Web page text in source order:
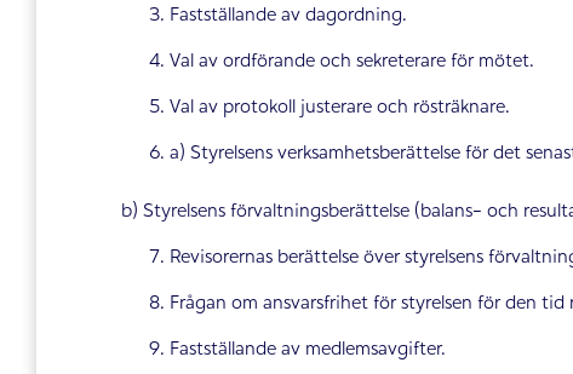
Fastställande av dagordning.
Val av ordförande och sekreterare för mötet.
Val av protokoll justerare och rösträknare.
a) Styrelsens verksamhetsberättelse för det
b) Styrelsens förvaltningsberättelse (balans- och
Revisorernas berättelse över styrelsens
Frågan om ansvarsfrihet för styrelsen för den tid
Fastställande av medlemsavgifter.